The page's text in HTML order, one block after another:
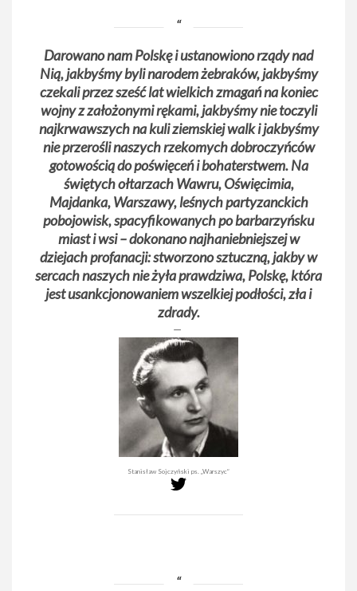
Darowano nam Polskę i ustanowiono rządy nad
Nią, jakbyśmy byli narodem żebraków, jakbyśmy
czekali przez sześć lat wielkich zmagań na koniec
wojny z założonymi rękami, jakbyśmy nie toczyli
najkrwawszych na kuli ziemskiej walk i jakbyśmy
nie przerośli naszych rzekomych dobroczyńców
gotowością do poświęceń i bohaterstwem. Na
świętych ołtarzach Wawru, Oświęcimia,
Majdanka, Warszawy, leśnych partyzanckich
pobojowisk, spacyfikowanych po barbarzyńsku
miast i wsi – dokonano najhaniebniejszej w
dziejach profanacji: stworzono sztuczną, jakby w
sercach naszych nie żyła prawdziwa, Polskę, która
jest usankcjonowaniem wszelkiej podłości, zła i
zdrady.
Stanisław Sojczyński ps. „Warszyc”